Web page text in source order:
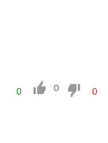
0 0 0